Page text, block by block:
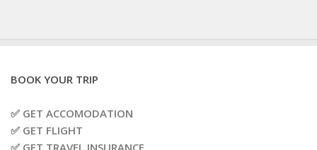
BOOK YOUR TRIP
✅ GET ACCOMODATION
✅ GET FLIGHT